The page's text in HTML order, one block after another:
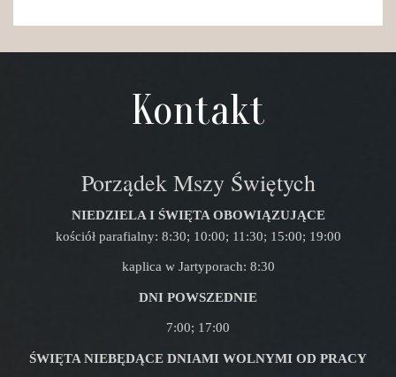
Kontakt
Porządek Mszy Świętych
NIEDZIELA I ŚWIĘTA OBOWIĄZUJĄCE
kościół parafialny: 8:30; 10:00; 11:30; 15:00; 19:00
kaplica w Jartyporach: 8:30
DNI POWSZEDNIE
7:00; 17:00
ŚWIĘTA NIEBĘDĄCE DNIAMI WOLNYMI OD PRACY